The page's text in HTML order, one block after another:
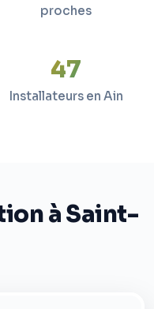
proches
47
Installateurs en Ain
à Saint-